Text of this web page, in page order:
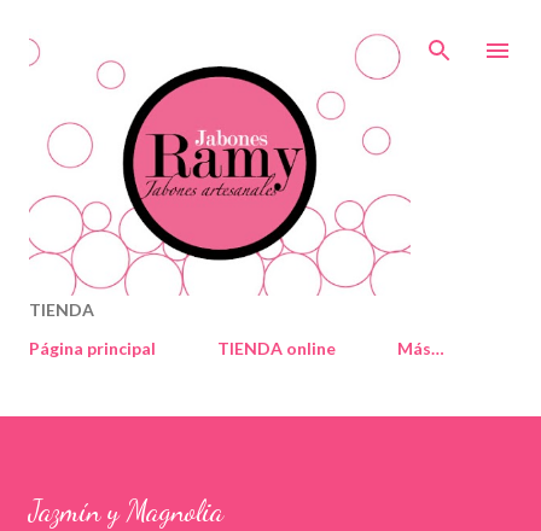
TIENDA
Página principal
TIENDA online Más…
Jazmín y Magnolia